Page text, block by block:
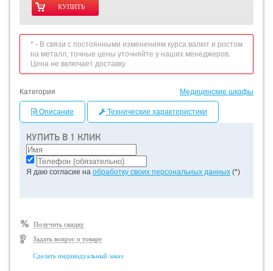
КУПИТЬ В 1 КЛИК
Я даю согласие на обработку своих персональных данных (*)
Получить скидку
Задать вопрос о товаре
Сделать индивидуальный заказ
* - В связи с постоянными изменениям курса валют и ростом
на металл, точные цены уточняйте у наших менеджеров.
Цена не включает доставку.
Категория Медицинские шкафы
Описание Технические характеристики